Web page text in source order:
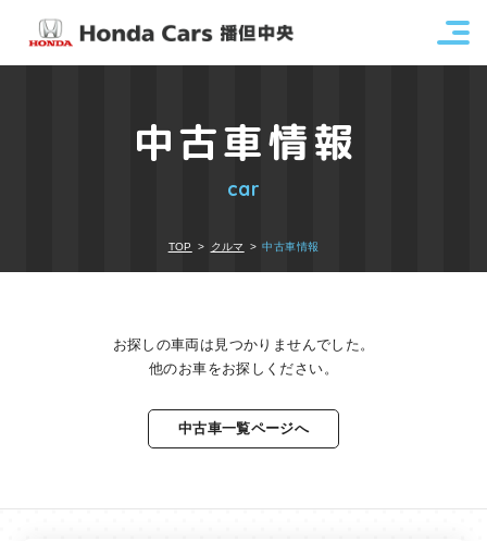
中古車情報
car
TOP クルマ 中古車情報
お探しの車両は見つかりませんでした。
他のお車をお探しください。
中古車一覧ページへ